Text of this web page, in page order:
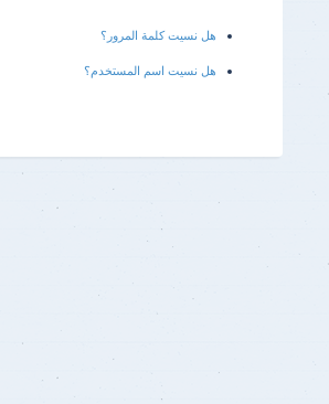
هل نسيت كلمة المرور؟
هل نسيت اسم المستخدم؟